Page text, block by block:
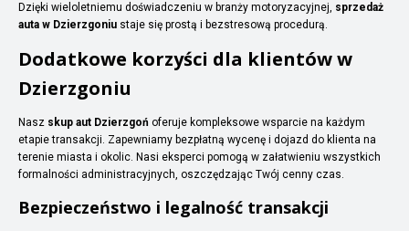
Dzięki wieloletniemu doświadczeniu w branży motoryzacyjnej, sprzedaż
auta w Dzierzgoniu staje się prostą i bezstresową procedurą.
Dodatkowe korzyści dla klientów w
Dzierzgoniu
Nasz skup aut Dzierzgoń oferuje kompleksowe wsparcie na każdym
etapie transakcji. Zapewniamy bezpłatną wycenę i dojazd do klienta na
terenie miasta i okolic. Nasi eksperci pomogą w załatwieniu wszystkich
formalności administracyjnych, oszczędzając Twój cenny czas.
Bezpieczeństwo i legalność transakcji